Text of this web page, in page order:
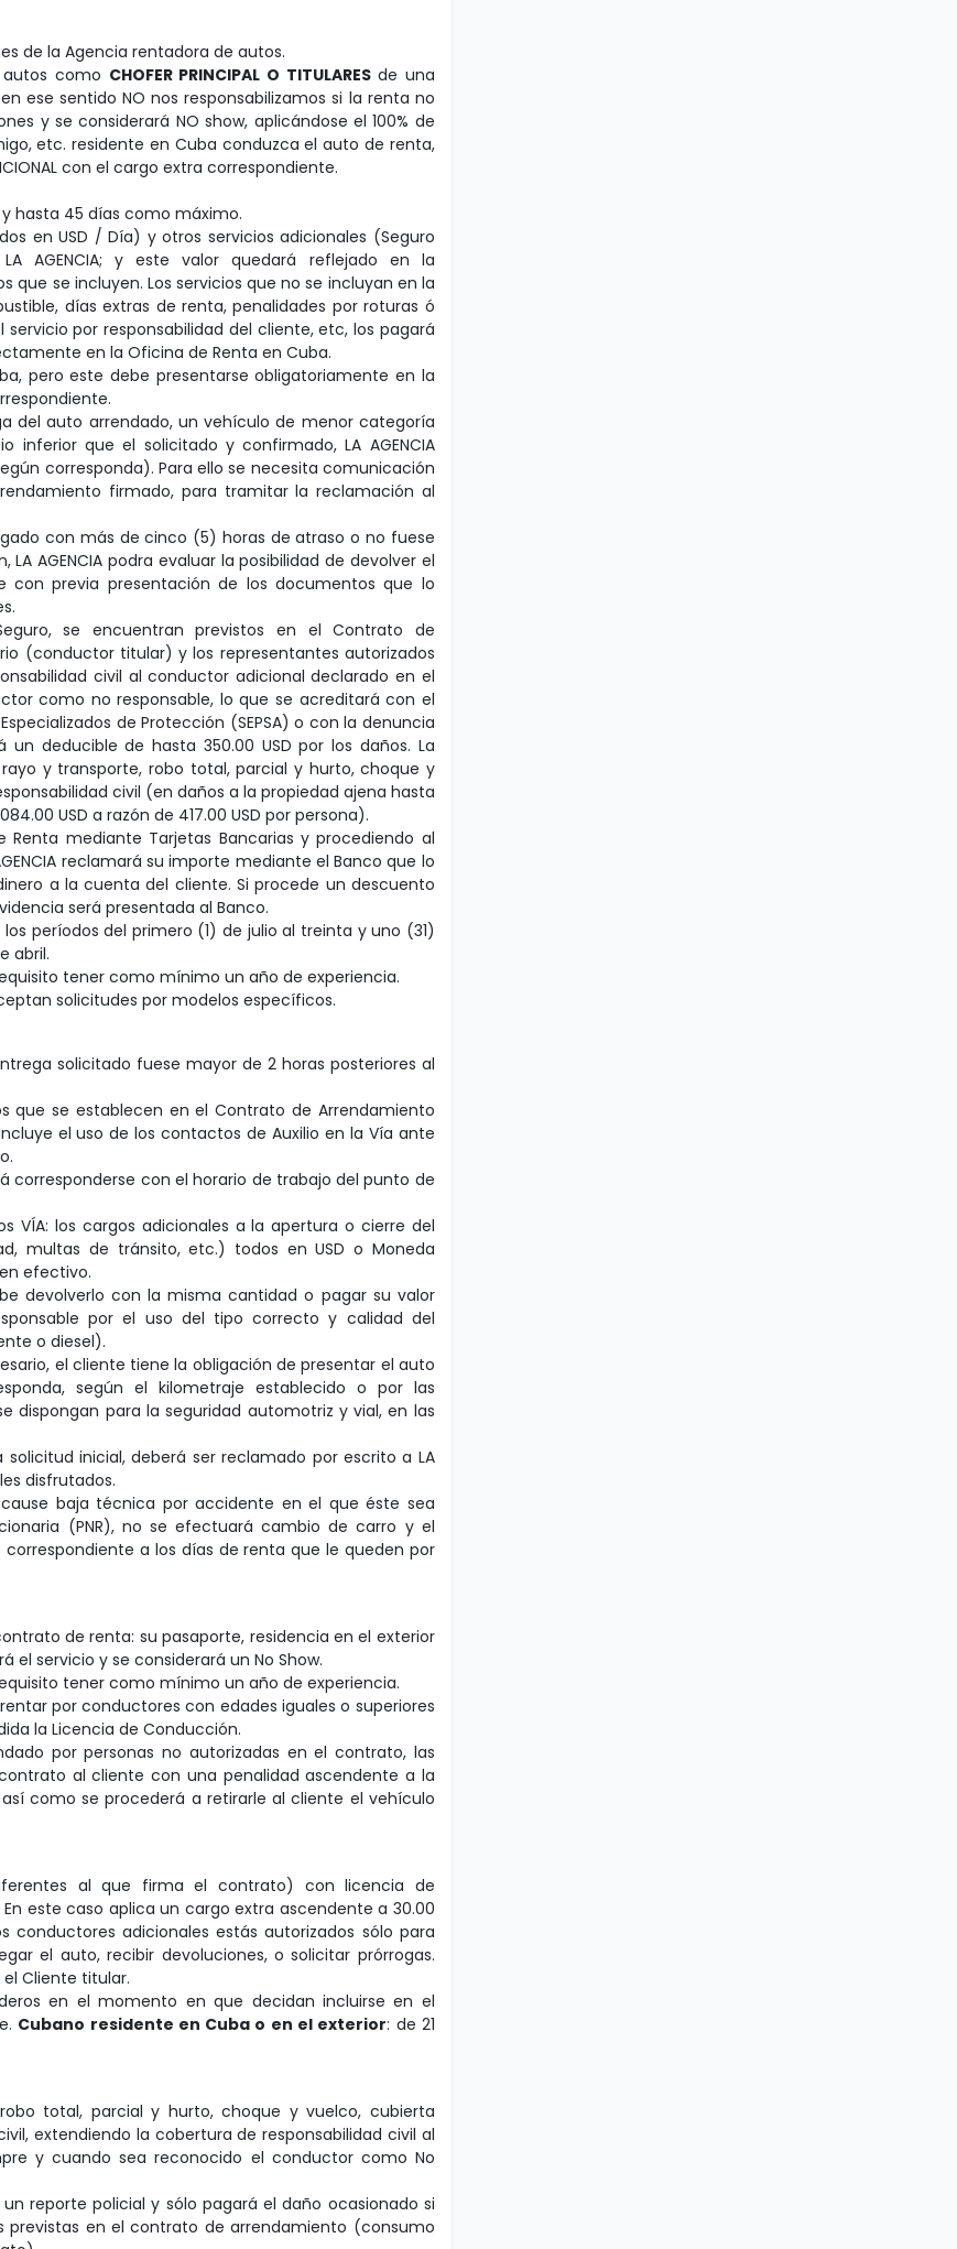
de la Agencia rentadora de autos.
como CHOFER PRINCIPAL O TITULARES de una
ese sentido NO nos responsabilizamos si la renta no
y se considerará NO show, aplicándose el 100% de
etc. residente en Cuba conduzca el auto de renta,
con el cargo extra correspondiente.
hasta 45 días como máximo.
en USD / Día) y otros servicios adicionales (Seguro
AGENCIA; y este valor quedará reflejado en la
se incluyen. Los servicios que no se incluyan en la
días extras de renta, penalidades por roturas ó
por responsabilidad del cliente, etc, los pagará
en la Oficina de Renta en Cuba.
pero este debe presentarse obligatoriamente en la
del auto arrendado, un vehículo de menor categoría
que el solicitado y confirmado, LA AGENCIA
corresponda). Para ello se necesita comunicación
firmado, para tramitar la reclamación al
con más de cinco (5) horas de atraso o no fuese
AGENCIA podra evaluar la posibilidad de devolver el
con previa presentación de los documentos que lo
se encuentran previstos en el Contrato de
(conductor titular) y los representantes autorizados
civil al conductor adicional declarado en el
como no responsable, lo que se acreditará con el
de Protección (SEPSA) o con la denuncia
deducible de hasta 350.00 USD por los daños. La
y transporte, robo total, parcial y hurto, choque y
civil (en daños a la propiedad ajena hasta
USD a razón de 417.00 USD por persona).
mediante Tarjetas Bancarias y procediendo al
reclamará su importe mediante el Banco que lo
a la cuenta del cliente. Si procede un descuento
será presentada al Banco.
períodos del primero (1) de julio al treinta y uno (31)
abril.
tener como mínimo un año de experiencia.
solicitudes por modelos específicos.
solicitado fuese mayor de 2 horas posteriores al
que se establecen en el Contrato de Arrendamiento
el uso de los contactos de Auxilio en la Vía ante
corresponderse con el horario de trabajo del punto de
VÍA: los cargos adicionales a la apertura o cierre del
multas de tránsito, etc.) todos en USD o Moneda
efectivo.
devolverlo con la misma cantidad o pagar su valor
por el uso del tipo correcto y calidad del
o diesel).
el cliente tiene la obligación de presentar el auto
según el kilometraje establecido o por las
dispongan para la seguridad automotriz y vial, en las
inicial, deberá ser reclamado por escrito a LA
disfrutados.
baja técnica por accidente en el que éste sea
(PNR), no se efectuará cambio de carro y el
a los días de renta que le queden por
de renta: su pasaporte, residencia en el exterior
servicio y se considerará un No Show.
tener como mínimo un año de experiencia.
por conductores con edades iguales o superiores
la Licencia de Conducción.
por personas no autorizadas en el contrato, las
al cliente con una penalidad ascendente a la
como se procederá a retirarle al cliente el vehículo
al que firma el contrato) con licencia de
este caso aplica un cargo extra ascendente a 30.00
adicionales estás autorizados sólo para
el auto, recibir devoluciones, o solicitar prórrogas.
Cliente titular.
en el momento en que decidan incluirse en el
Cubano residente en Cuba o en el exterior: de 21
total, parcial y hurto, choque y vuelco, cubierta
extendiendo la cobertura de responsabilidad civil al
y cuando sea reconocido el conductor como No
reporte policial y sólo pagará el daño ocasionado si
previstas en el contrato de arrendamiento (consumo